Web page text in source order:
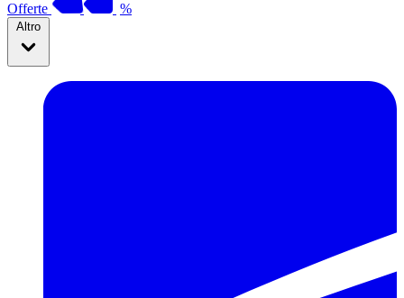
Offerte %
Altro